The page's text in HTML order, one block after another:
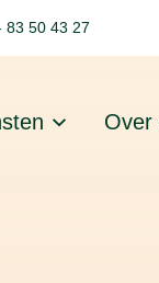
83 50 43 27
Over